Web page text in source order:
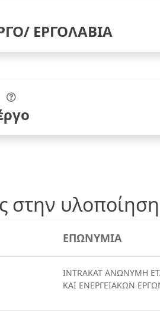
ΕΡΓΟΛΑΒΙΑ
στην
ΕΠΩΝΥΜΙΑ
INTRAKAT ΑΝΩΝΥΜΗ
ΚΑΙ ΕΝΕΡΓΕΙΑΚΩΝ